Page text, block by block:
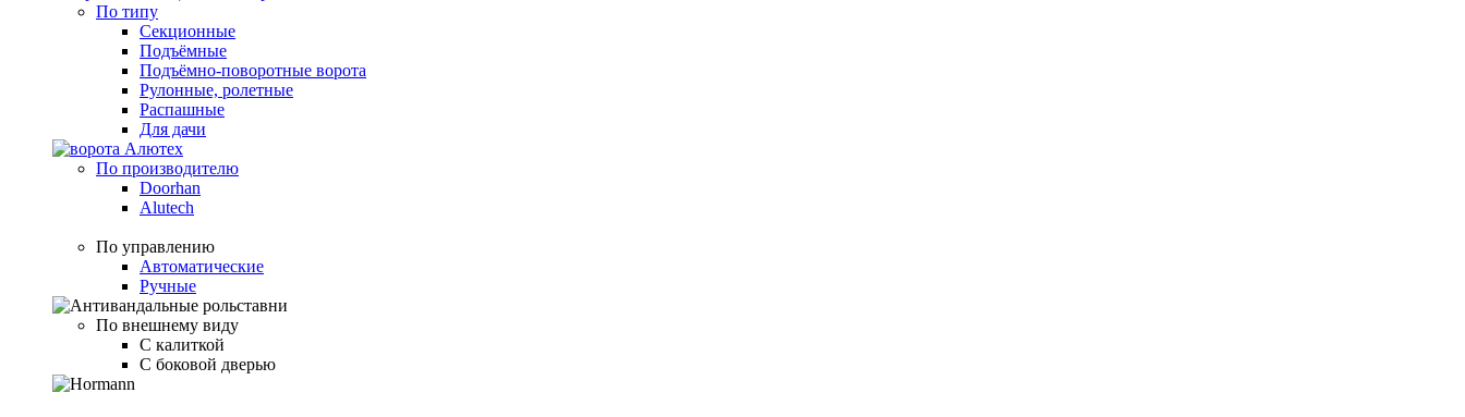
По типу
Секционные
Подъёмные
Подъёмно-поворотные ворота
Рулонные, ролетные
Распашные
Для дачи
По производителю
Doorhan
Alutech
По управлению
Автоматические
Ручные
По внешнему виду
С калиткой
С боковой дверью